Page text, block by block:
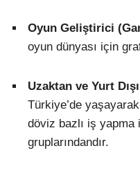
Oyun Geliştirici
oyun dünyası için
Uzaktan ve Yurt
Türkiye’de
döviz bazlı iş yapma
gruplarındandır.